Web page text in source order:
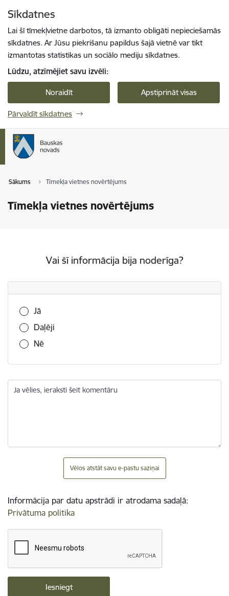
Sīkdatnes
Lai šī tīmekļvietne darbotos, tā izmanto obligāti nepieciešamās
sīkdatnes. Ar Jūsu piekrišanu papildus šajā vietnē var tikt
izmantotas statistikas un sociālo mediju sīkdatnes.
Lūdzu, atzīmējiet savu izvēli:
Noraidīt Apstiprināt visas
Pārvaldīt sīkdatnes
Sākums Tīmekļa vietnes novērtējums
Tīmekļa vietnes novērtējums
Vai šī informācija bija noderīga?
Vai šī informācija bija noderīga?
Jā
Daļēji
Nē
Ja vēlies, ieraksti šeit komentāru
Vēlos atstāt savu e-pastu saziņai
Informācija par datu apstrādi ir atrodama sadaļā:
Privātuma politika